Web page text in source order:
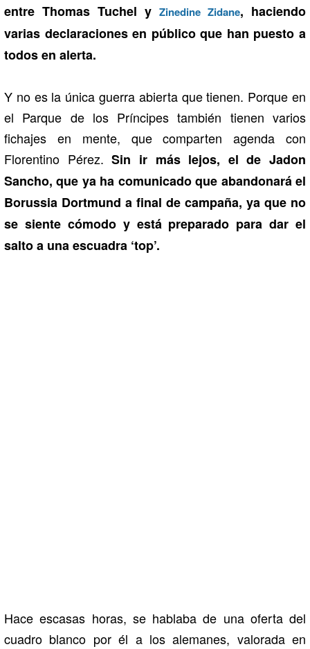
entre Thomas Tuchel y Zinedine Zidane, haciendo
varias declaraciones en público que han puesto a
todos en alerta.
Y no es la única guerra abierta que tienen. Porque en
el Parque de los Príncipes también tienen varios
fichajes en mente, que comparten agenda con
Florentino Pérez.Sin ir más lejos, el de Jadon
Sancho, que ya ha comunicado que abandonará el
Borussia Dortmund a final de campaña, ya que no
se siente cómodo y está preparado para dar el
salto a una escuadra ‘top’.
Hace escasas horas, se hablaba de una oferta del
cuadro blanco por él a los alemanes, valorada en